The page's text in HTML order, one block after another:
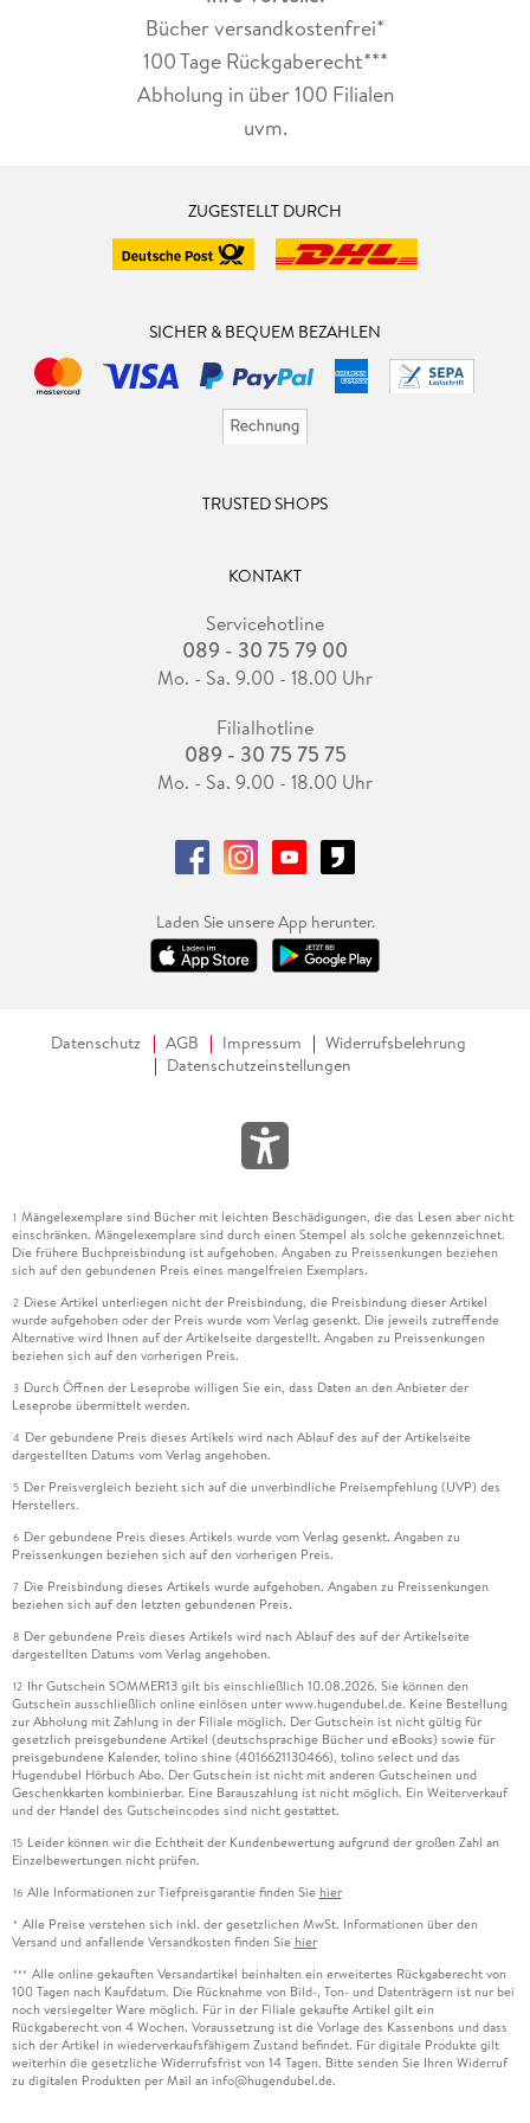
Bücher versandkostenfrei*
100 Tage Rückgaberecht***
Abholung in über 100 Filialen
uvm.
ZUGESTELLT DURCH
SICHER & BEQUEM BEZAHLEN
TRUSTED SHOPS
KONTAKT
Servicehotline
089 - 30 75 79 00
Mo. - Sa. 9.00 - 18.00 Uhr
Filialhotline
089 - 30 75 75 75
Mo. - Sa. 9.00 - 18.00 Uhr
Laden Sie unsere App herunter.
Datenschutz AGB Impressum
Widerrufsbelehrung
Datenschutzeinstellungen
1 Mängelexemplare sind Bücher mit leichten Beschädigungen, die das Lesen aber nicht
einschränken. Mängelexemplare sind durch einen Stempel als solche gekennzeichnet.
Die frühere Buchpreisbindung ist aufgehoben. Angaben zu Preissenkungen beziehen
sich auf den gebundenen Preis eines mangelfreien Exemplars.
2 Diese Artikel unterliegen nicht der Preisbindung, die Preisbindung dieser Artikel
wurde aufgehoben oder der Preis wurde vom Verlag gesenkt. Die jeweils zutreffende
Alternative wird Ihnen auf der Artikelseite dargestellt. Angaben zu Preissenkungen
beziehen sich auf den vorherigen Preis.
3 Durch Öffnen der Leseprobe willigen Sie ein, dass Daten an den Anbieter der
Leseprobe übermittelt werden.
4 Der gebundene Preis dieses Artikels wird nach Ablauf des auf der Artikelseite
dargestellten Datums vom Verlag angehoben.
5 Der Preisvergleich bezieht sich auf die unverbindliche Preisempfehlung (UVP) des
Herstellers.
6 Der gebundene Preis dieses Artikels wurde vom Verlag gesenkt. Angaben zu
Preissenkungen beziehen sich auf den vorherigen Preis.
7 Die Preisbindung dieses Artikels wurde aufgehoben. Angaben zu Preissenkungen
beziehen sich auf den letzten gebundenen Preis.
8 Der gebundene Preis dieses Artikels wird nach Ablauf des auf der Artikelseite
dargestellten Datums vom Verlag angehoben.
12 Ihr Gutschein SOMMER13 gilt bis einschließlich 10.08.2026. Sie können den
Gutschein ausschließlich online einlösen unter www.hugendubel.de. Keine Bestellung
zur Abholung mit Zahlung in der Filiale möglich. Der Gutschein ist nicht gültig für
gesetzlich preisgebundene Artikel (deutschsprachige Bücher und eBooks) sowie für
preisgebundene Kalender, tolino shine (4016621130466), tolino select und das
Hugendubel Hörbuch Abo. Der Gutschein ist nicht mit anderen Gutscheinen und
Geschenkkarten kombinierbar. Eine Barauszahlung ist nicht möglich. Ein Weiterverkauf
und der Handel des Gutscheincodes sind nicht gestattet.
15 Leider können wir die Echtheit der Kundenbewertung aufgrund der großen Zahl an
Einzelbewertungen nicht prüfen.
16 Alle Informationen zur Tiefpreisgarantie finden Sie hier
* Alle Preise verstehen sich inkl. der gesetzlichen MwSt. Informationen über den
Versand und anfallende Versandkosten finden Sie hier
*** Alle online gekauften Versandartikel beinhalten ein erweitertes Rückgaberecht von
100 Tagen nach Kaufdatum. Die Rücknahme von Bild-, Ton- und Datenträgern ist nur bei
noch versiegelter Ware möglich. Für in der Filiale gekaufte Artikel gilt ein
Rückgaberecht von 4 Wochen. Voraussetzung ist die Vorlage des Kassenbons und dass
sich der Artikel in wiederverkaufsfähigem Zustand befindet. Für digitale Produkte gilt
weiterhin die gesetzliche Widerrufsfrist von 14 Tagen. Bitte senden Sie Ihren Widerruf
zu digitalen Produkten per Mail an info@hugendubel.de.